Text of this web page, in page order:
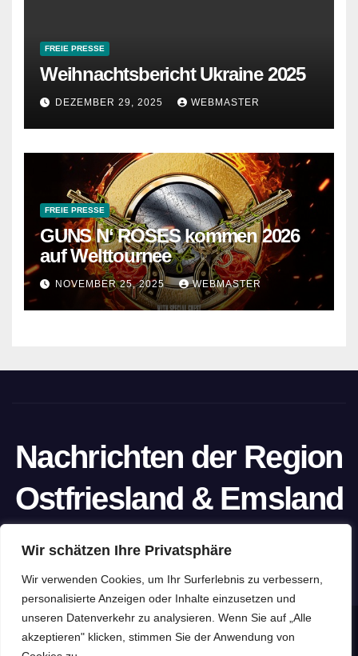
Wir schätzen Ihre Privatsphäre
Wir verwenden Cookies, um Ihr Surferlebnis zu verbessern,
personalisierte Anzeigen oder Inhalte einzusetzen und
unseren Datenverkehr zu analysieren. Wenn Sie auf „Alle
akzeptieren" klicken, stimmen Sie der Anwendung von
FREIE PRESSE
Weihnachtsbericht Ukraine 2025
DEZEMBER 29, 2025 WEBMASTER
FREIE PRESSE
GUNS N‘ ROSES kommen 2026
auf Welttournee
NOVEMBER 25, 2025 WEBMASTER
Nachrichten der Region
Ostfriesland & Emsland
Stolz präsentiert von WordPress |Theme: Newspaperex von